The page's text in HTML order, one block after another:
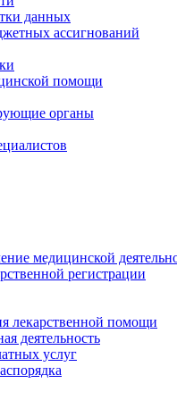
данных
ассигнований
помощи
органы
медицинской
регистрации
лекарственной помощи
деятельность
услуг